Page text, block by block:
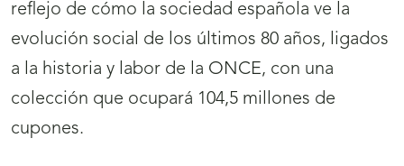
reflejo de cómo la sociedad española ve la
evolución social de los últimos 80 años, ligados
a la historia y labor de la ONCE, con una
colección que ocupará 104,5 millones de
cupones.